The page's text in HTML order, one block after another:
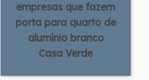
empresas que fazem
porta para quarto de
alumínio branco
Casa Verde